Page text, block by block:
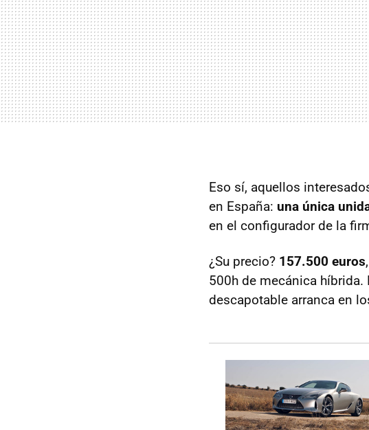
Eso sí, aquellos
en España: una única
en el configurador de la
¿Su precio? 157.500 euros
500h de mecánica híbrida.
descapotable arranca en